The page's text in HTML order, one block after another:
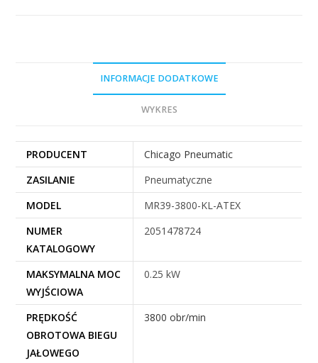
INFORMACJE DODATKOWE
WYKRES
PRODUCENT
Chicago Pneumatic
ZASILANIE
Pneumatyczne
MODEL
MR39-3800-KL-ATEX
NUMER
KATALOGOWY
2051478724
MAKSYMALNA MOC
WYJŚCIOWA
0.25 kW
PRĘDKOŚĆ
OBROTOWA BIEGU
JAŁOWEGO
3800 obr/min